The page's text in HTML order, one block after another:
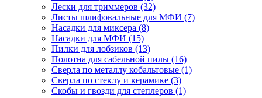
Лески для триммеров (32)
Листы шлифовальные для МФИ (7)
Насадки для миксера (8)
Насадки для МФИ (15)
Пилки для лобзиков (13)
Полотна для сабельной пилы (16)
Сверла по металлу кобальтовые (1)
Сверла по стеклу и керамике (3)
Скобы и гвозди для степлеров (1)